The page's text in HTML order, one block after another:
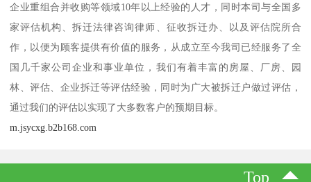
企业重组合并收购等领域10年以上经验的人才，同时本司与全国多
家评估机构、拆迁法律咨询律师、征收拆迁办、以及评估院所合
作，以便为顾客提供有价值的服务，从成立至今我司已经服务了全
国几千家公司企业和事业单位，我们有着丰富的房屋、厂房、园
林、评估、企业拆迁等评估经验，同时为广大被拆迁户做过评估，
通过我们的评估以实现了大多数客户的预期目标。
m.jsycxg.b2b168.com
Top